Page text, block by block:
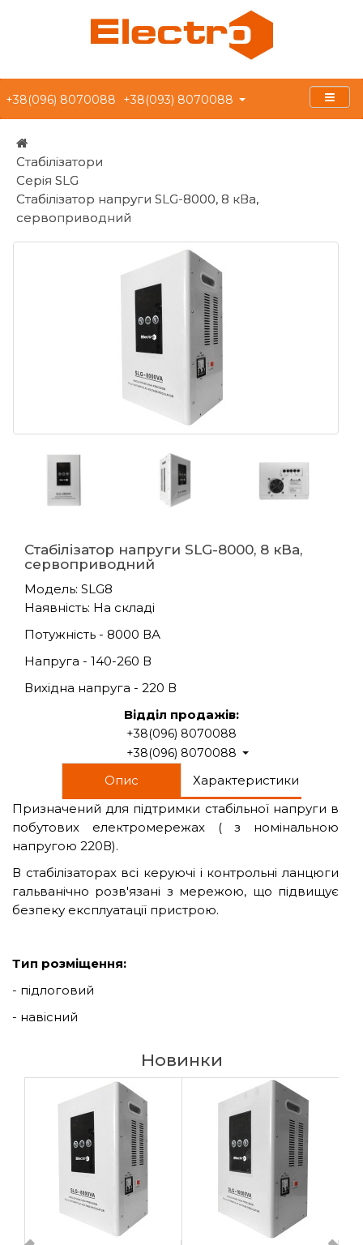
+38(096) 8070088 +38(093) 8070088
Стабілізатори
Серія SLG
Стабілізатор напруги SLG-8000, 8 кВа,
сервоприводний
Стабілізатор напруги SLG-8000, 8 кВа,
сервоприводний
Модель: SLG8
Наявність: На складі
Потужність - 8000 ВА
Напруга - 140-260 В
Вихідна напруга - 220 В
Відділ продажів:
+38(096) 8070088
+38(096) 8070088
Опис
Характеристики
Призначений для підтримки стабільної напруги в
побутових електромережах ( з номінальною
напругою 220В).
В стабілізаторах всі керуючі і контрольні ланцюги
гальванічно розв'язані з мережою, що підвищує
безпеку експлуатації пристрою.
Тип розміщення:
- підлоговий
- навісний
Новинки